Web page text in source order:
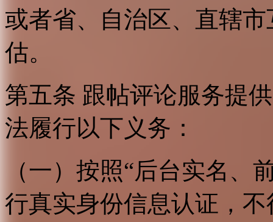
或者省、自治区、直辖
估。
第五条 跟帖评论服务提
法履行以下义务：
（一）按照“后台实名、
行真实身份信息认证，